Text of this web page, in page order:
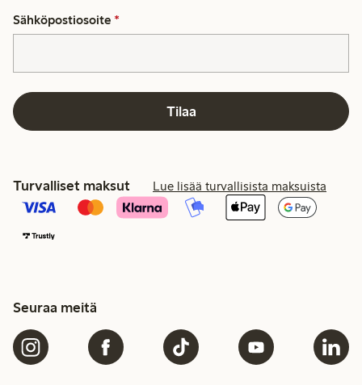
Sähköpostiosoite *
Tilaa
Turvalliset maksut Lue lisää turvallisista maksuista
Seuraa meitä